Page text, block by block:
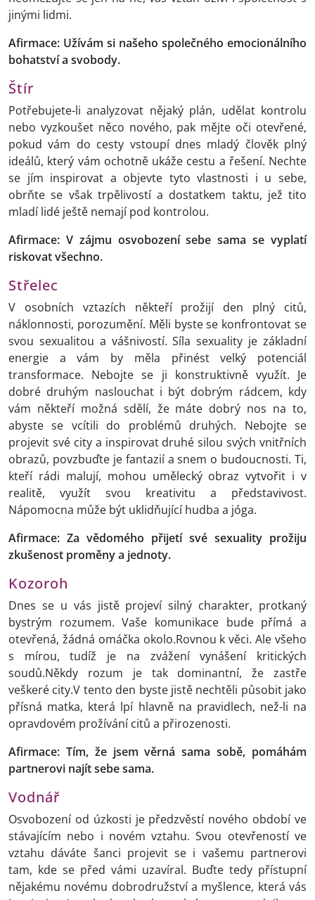
jinými lidmi.
Afirmace: Užívám si našeho společného emocionálního
bohatství a svobody.
Štír
Potřebujete-li analyzovat nějaký plán, udělat kontrolu
nebo vyzkoušet něco nového, pak mějte oči otevřené,
pokud vám do cesty vstoupí dnes mladý člověk plný
ideálů, který vám ochotně ukáže cestu a řešení. Nechte
se jím inspirovat a objevte tyto vlastnosti i u sebe,
obrňte se však trpělivostí a dostatkem taktu, jež tito
mladí lidé ještě nemají pod kontrolou.
Afirmace: V zájmu osvobození sebe sama se vyplatí
riskovat všechno.
Střelec
V osobních vztazích někteří prožijí den plný citů,
náklonnosti, porozumění. Měli byste se konfrontovat se
svou sexualitou a vášnivostí. Síla sexuality je základní
energie a vám by měla přinést velký potenciál
transformace. Nebojte se ji konstruktivně využít. Je
dobré druhým naslouchat i být dobrým rádcem, kdy
vám někteří možná sdělí, že máte dobrý nos na to,
abyste se vcítili do problémů druhých. Nebojte se
projevit své city a inspirovat druhé silou svých vnitřních
obrazů, povzbuďte je fantazií a snem o budoucnosti. Ti,
kteří rádi malují, mohou umělecký obraz vytvořit i v
realitě, využít svou kreativitu a představivost.
Nápomocna může být uklidňující hudba a jóga.
Afirmace: Za vědomého přijetí své sexuality prožiju
zkušenost proměny a jednoty.
Kozoroh
Dnes se u vás jistě projeví silný charakter, protkaný
bystrým rozumem. Vaše komunikace bude přímá a
otevřená, žádná omáčka okolo.Rovnou k věci. Ale všeho
s mírou, tudíž je na zvážení vynášení kritických
soudů.Někdy rozum je tak dominantní, že zastře
veškeré city.V tento den byste jistě nechtěli působit jako
přísná matka, která lpí hlavně na pravidlech, než-li na
opravdovém prožívání citů a přirozenosti.
Afirmace: Tím, že jsem věrná sama sobě, pomáhám
partnerovi najít sebe sama.
Vodnář
Osvobození od úzkosti je předzvěstí nového období ve
stávajícím nebo i novém vztahu. Svou otevřeností ve
vztahu dáváte šanci projevit se i vašemu partnerovi
tam, kde se před vámi uzavíral. Buďte tedy přístupní
nějakému novému dobrodružství a myšlence, která vás